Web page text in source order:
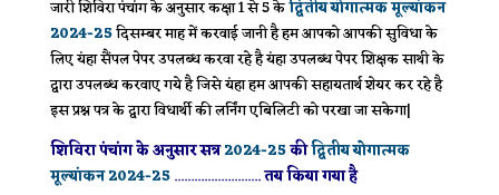
जारी शिविरा पंचांग के अनुसार कक्षा 1 से 5 केद्वितीय योगात्मक मूल्यांकन
2024-25दिसम्बर माह में करवाई जानी है हम आपको आपकी सुविधा के
लिए यंहा सैंपल पेपर उपलब्ध करवा रहे है यंहा उपलब्ध पेपर शिक्षक साथी के
द्वारा उपलब्ध करवाए गये है जिसे यंहा हम आपकी सहायतार्थ शेयर कर रहे है
इस प्रश्न पत्र के द्वारा विधार्थी की लर्निंग एबिलिटी को परखा जा सकेगा|
शिविरा पंचांग के अनुसार सत्र2024-25कीद्वितीय योगात्मक
मूल्यांकन2024-25..........................तय किया गया है